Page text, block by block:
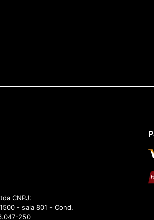
CNPJ:
- sala 801 - Cond.
250